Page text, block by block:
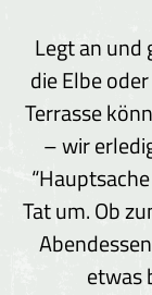
Legt an und
die Elbe
Terrasse
– wir
Tat um. Ob
etwas